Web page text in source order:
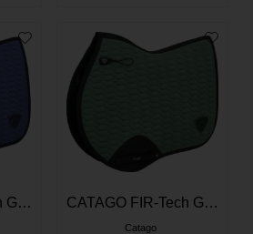
CATAGO FIR-Tech Grand Sadelunderlag - Crown Blue CATAGO FIR-Tech Grand Sadelunderlag - Duck Green
Catago